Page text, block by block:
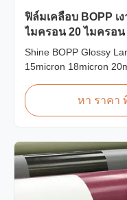
ฟิล์มเคลือบ BOPP เ
ไมครอน 20 ไมครอน
ไมครอน
Shine BOPP Glossy
15micron 18micron
Thickness 15micron to
BOPP Thermal
gloss laminate rolls
หา ราคา